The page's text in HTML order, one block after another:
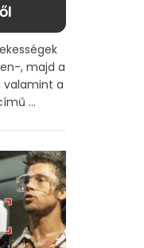
, majd a
valamint a
...